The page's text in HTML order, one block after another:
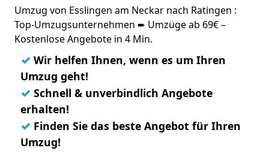
Umzug von Esslingen am Neckar nach Ratingen :
Top-Umzugsunternehmen ➨ Umzüge ab 69€ –
Kostenlose Angebote in 4 Min.
✓ Wir helfen Ihnen, wenn es um Ihren
Umzug geht!
✓ Schnell & unverbindlich Angebote
erhalten!
✓ Finden Sie das beste Angebot für Ihren
Umzug!